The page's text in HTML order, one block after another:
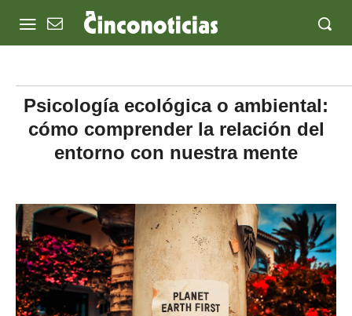
Psicología ecológica o ambiental:
cómo comprender la relación del
entorno con nuestra mente